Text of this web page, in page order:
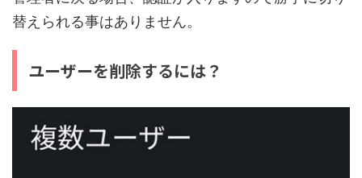
替えられる事はありません。
ユーザーを削除するには？